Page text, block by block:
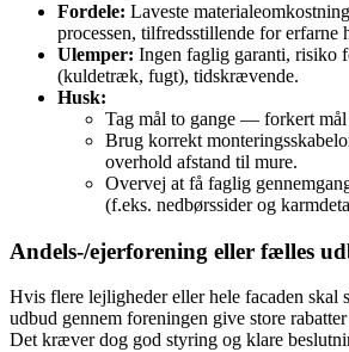
Fordele: Laveste
processen, tilfredsstillende for erfarne
Ulemper: Ingen faglig garanti, risiko
(kuldetræk, fugt), tidskrævende.
Husk:
Tag mål to gange — forkert mål
Brug korrekt
overhold afstand til mure.
Overvej at få faglig
(f.eks. nedbørssider og
Andels-/ejerforening eller fælles
Hvis flere lejligheder eller hele facaden skal
udbud gennem foreningen give store
Det kræver dog god styring og klare